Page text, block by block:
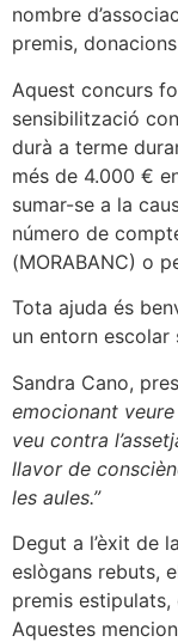
nombre
premis,
Aquest concurs
sensibilització
durà a terme
més de 4.000 €
sumar-se a la
número de
(MORABANC) o
Tota ajuda és
un entorn escolar
Sandra Cano,
emocionant
veu contra
llavor de
les aules.”
Degut a l’èxit de
eslògans rebuts,
premis estipulats,
Aquestes